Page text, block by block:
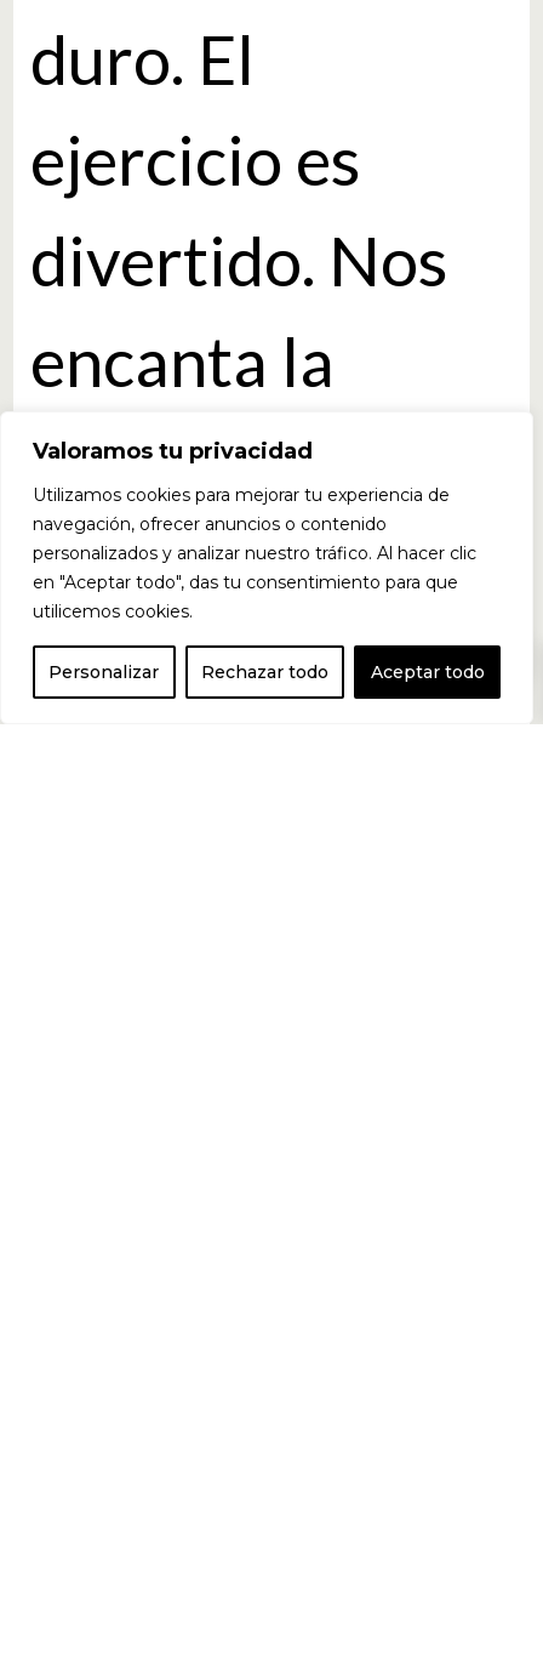
Valoramos tu privacidad
Utilizamos cookies para mejorar tu experiencia de
navegación, ofrecer anuncios o contenido
personalizados y analizar nuestro tráfico. Al hacer clic
en "Aceptar todo", das tu consentimiento para que
utilicemos cookies.
Personalizar Rechazar todo Aceptar todo
duro. El
ejercicio es
divertido. Nos
encanta la
forma en que la
sangre corre
por nuestras